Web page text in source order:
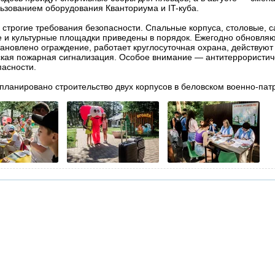
оборудования Кванториума и IT-куба.
требования безопасности. Спальные корпуса, столовые,
и культурные площадки приведены в порядок. Ежегодно
ограждение, работает круглосуточная охрана,
пожарная сигнализация. Особое внимание —
строительство двух корпусов в беловском военно-